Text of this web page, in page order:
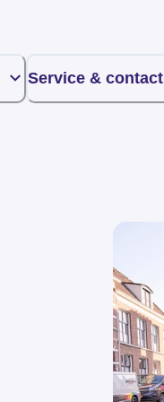
Service & contact